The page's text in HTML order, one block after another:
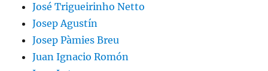
José Trigueirinho Netto
Josep Agustín
Josep Pàmies Breu
Juan Ignacio Romón